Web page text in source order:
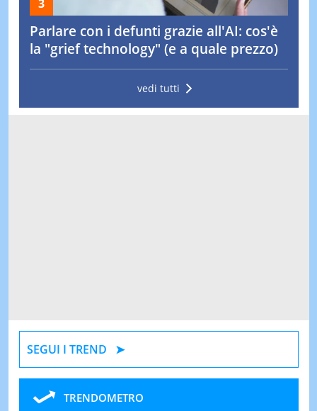
Parlare con i defunti grazie all'AI: cos'è
la "grief technology" (e a quale prezzo)
vedi tutti
SEGUI I TREND
TRENDOMETRO